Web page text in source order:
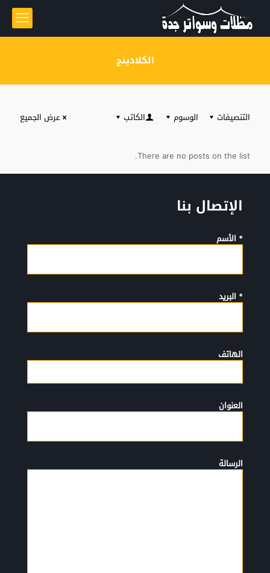
الكلادينج
التنصيفات الوسوم الكاتب عرض الجميع
There are no posts on the list.
الإتصال بنا
* الأسم
* البريد
الهاتف
العنوان
الرسالة